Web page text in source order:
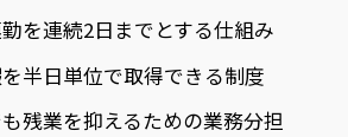
を連続2日までとする仕組み
半日単位で取得できる制度
残業を抑えるための業務分担